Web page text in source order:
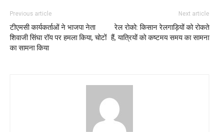
Previous article
टीएमसी कार्यकर्ताओं ने भाजपा नेता
शिवाजी सिंघा रॉय पर हमला किया, चोटों
का सामना किया
Next article
रेल रोको: किसान रेलगाड़ियों को रोकते
हैं, यात्रियों को कष्टमय समय का सामना